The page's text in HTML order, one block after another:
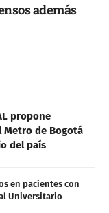
además
propone
Metro de Bogotá
del país
en pacientes con
Universitario